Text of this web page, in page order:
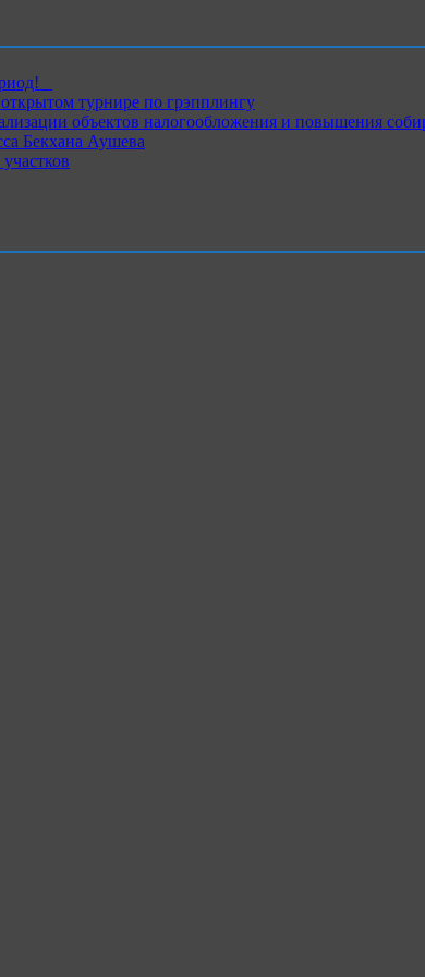
турнире по грэпплингу
объектов налогообложения и повышения
Бекхана Аушева